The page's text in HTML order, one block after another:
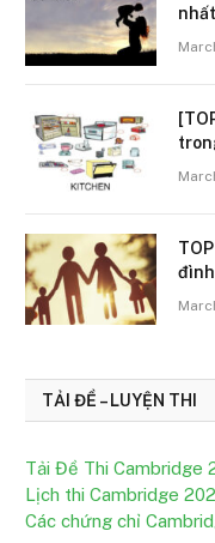
TẢI ĐỀ – LUYỆN THI
Tải Đề Thi Cambridge
Lịch thi Cambridge
Các chứng chỉ